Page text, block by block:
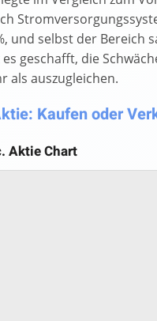
und selbst der Bereich
geschafft, die
als auszugleichen.
Kaufen oder
Aktie Chart